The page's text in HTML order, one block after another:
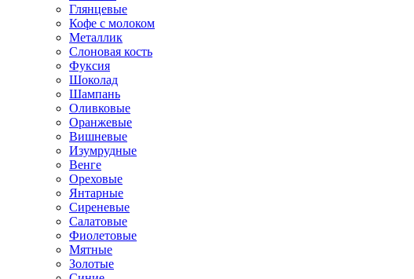
Глянцевые
Кофе с молоком
Металлик
Слоновая кость
Фуксия
Шоколад
Шампань
Оливковые
Оранжевые
Вишневые
Изумрудные
Венге
Ореховые
Янтарные
Сиреневые
Салатовые
Фиолетовые
Мятные
Золотые